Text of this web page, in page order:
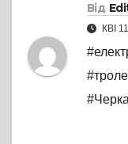
Від
КВІ